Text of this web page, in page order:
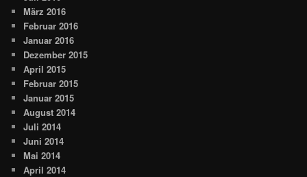
März 2016
Februar 2016
Januar 2016
Dezember 2015
April 2015
Februar 2015
Januar 2015
August 2014
Juli 2014
Juni 2014
Mai 2014
April 2014